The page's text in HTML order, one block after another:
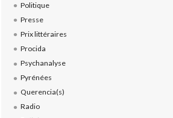
Politique
Presse
Prix littéraires
Procida
Psychanalyse
Pyrénées
Querencia(s)
Radio